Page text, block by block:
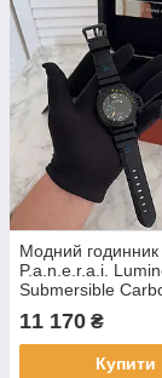
Модний годинник
P.a.n.e.r.a.i.
Submersible
11 170 ₴
Купити